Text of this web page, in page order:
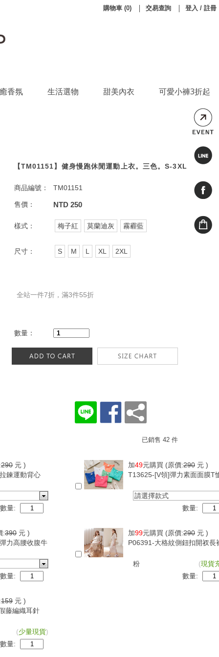
香氛 生活選物 甜美內衣 可愛小褲3折起
購物車 (0) 交易查詢 登入 / 註冊
【TM01151】健身慢跑休閒運動上衣。三色。S-3XL
商品編號： TM01151
售價： NTD 250
樣式： 梅子紅 莫蘭迪灰 霧霾藍
尺寸： S M L XL 2XL
全站一件7折，滿3件55折
數量：
已銷售 42 件
290 元 )
鍊運動背心
數量:
加49元購買 (原價:290 元 )
T13625-[V領]彈力素面面膜T
請選擇款式
數量:
:390 元 )
力高腰收腹牛
數量:
加99元購買 (原價:290 元 )
P06391-大格紋側鈕扣開衩長
粉 (現貨
數量:
159 元 )
藤編織耳針
(少量現貨)
數量: